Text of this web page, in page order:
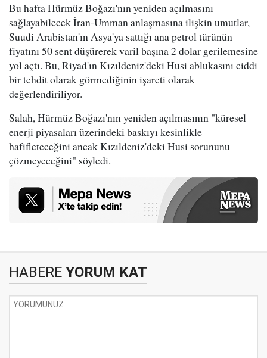
Bu hafta Hürmüz Boğazı'nın yeniden açılmasını
sağlayabilecek İran-Umman anlaşmasına ilişkin umutlar,
Suudi Arabistan'ın Asya'ya sattığı ana petrol türünün
fiyatını 50 sent düşürerek varil başına 2 dolar gerilemesine
yol açtı. Bu, Riyad'ın Kızıldeniz'deki Husi ablukasını ciddi
bir tehdit olarak görmediğinin işareti olarak
değerlendiriliyor.
Salah, Hürmüz Boğazı'nın yeniden açılmasının "küresel
enerji piyasaları üzerindeki baskıyı kesinlikle
hafifleteceğini ancak Kızıldeniz'deki Husi sorununu
çözmeyeceğini" söyledi.
HABERE YORUM KAT